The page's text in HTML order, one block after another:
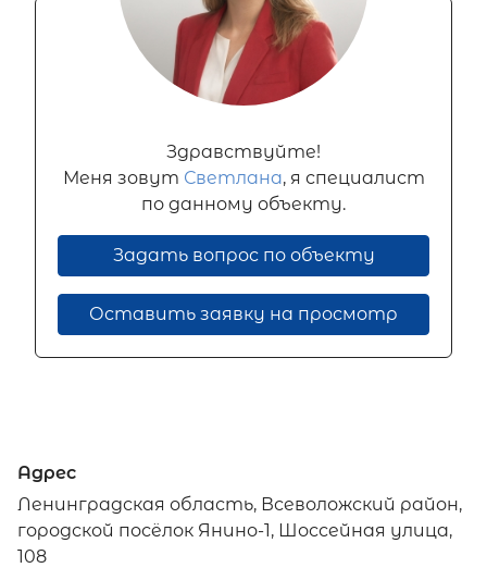
Здравствуйте!
Меня зовут Светлана, я специалист
по данному объекту.
Задать вопрос по объекту
Оставить заявку на просмотр
Адрес
Ленинградская область, Всеволожский район,
городской посёлок Янино-1, Шоссейная улица,
108